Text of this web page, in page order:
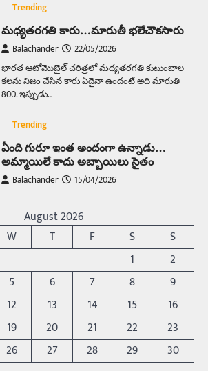
Trending
మధ్యతరగతి కారు…మారుతీ భలేచౌకసారు
Balachander 22/05/2026
భారత ఆటోమొబైల్ చరిత్రలో మధ్యతరగతి కుటుంబాల
కలను నిజం చేసిన కారు ఏదైనా ఉందంటే అది మారుతి
800. ఇప్పుడు…
Trending
ఏంది గురూ ఇంత అందంగా ఉన్నాడు…
అమ్మాయిలే కాదు అబ్బాయిలు సైతం
Balachander 15/04/2026
బోమ్మ అని పిలుస్తాం. స్పెయిన్‌ అమ్మాయిలు చాలా
అందంగా ఉంటారనే నానుడి…
రోడ్డుపై ఏరులై పారిన బీర్లు… ఘాటుతో
మండుతున్న నోర్లు
Balachander 15/04/2026
ఉత్తర ప్రదేశ్‌లోని ఝాన్సీ జిల్లాలో ఒక వింతైన రోడ్డు
ప్రమాదం చోటుచేసుకుంది. ఝాన్సీ–కాన్పూర్ జాతీయ
రహదారిపై వేల సంఖ్యలో బీరు…
August 2026
W T F S
S
1
2
5 6 7 8
9
12 13 14 15
16
19 20 21 22
23
26 27 28 29
30